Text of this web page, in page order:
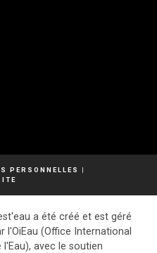
PERSONNELLES
|
a été créé et est géré
l'OiEau (Office International
l'Eau), avec le soutien